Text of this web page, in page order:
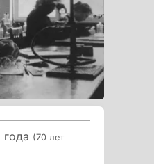
(70 лет